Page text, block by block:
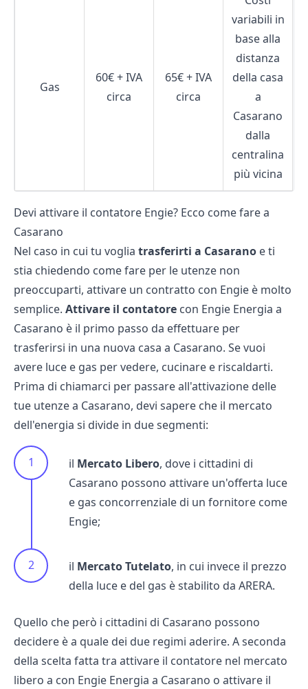
Gas
60€ + IVA
circa
65€ + IVA
circa
variabili in
base alla
distanza
della casa
a
Casarano
dalla
centralina
più vicina
Devi attivare il contatore Engie? Ecco come fare a
Casarano
Nel caso in cui tu voglia trasferirti a Casarano e ti
stia chiedendo come fare per le utenze non
preoccuparti, attivare un contratto con Engie è molto
semplice. Attivare il contatore con Engie Energia a
Casarano è il primo passo da effettuare per
trasferirsi in una nuova casa a Casarano. Se vuoi
avere luce e gas per vedere, cucinare e riscaldarti.
Prima di chiamarci per passare all'attivazione delle
tue utenze a Casarano, devi sapere che il mercato
dell'energia si divide in due segmenti:
il Mercato Libero, dove i cittadini di
Casarano possono attivare un'offerta luce
e gas concorrenziale di un fornitore come
Engie;
il Mercato Tutelato, in cui invece il prezzo
della luce e del gas è stabilito da ARERA.
Quello che però i cittadini di Casarano possono
decidere è a quale dei due regimi aderire. A seconda
della scelta fatta tra attivare il contatore nel mercato
libero a con Engie Energia a Casarano o attivare il